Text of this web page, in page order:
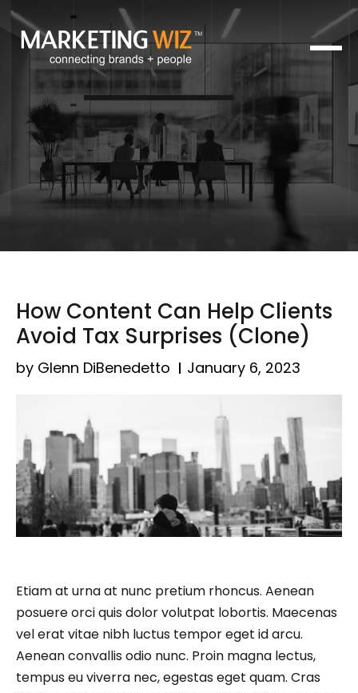
How Content Can Help Clients
Avoid Tax Surprises (Clone)
by Glenn DiBenedetto January 6, 2023
Etiam at urna at nunc pretium rhoncus. Aenean
posuere orci quis dolor volutpat lobortis. Maecenas
vel erat vitae nibh luctus tempor eget id arcu.
Aenean convallis odio nunc. Proin magna lectus,
tempus eu viverra nec, egestas eget quam. Cras